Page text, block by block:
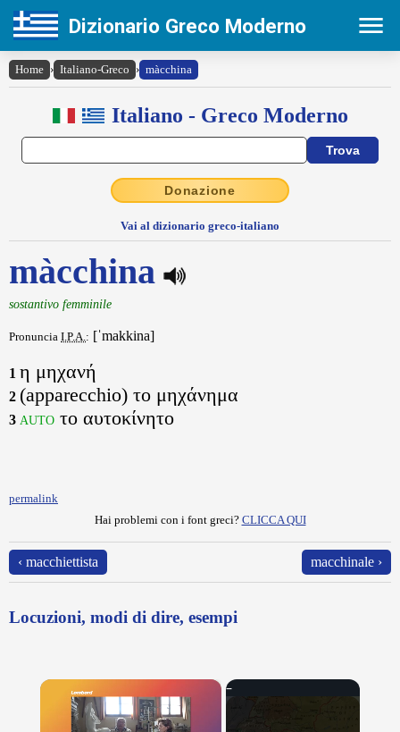
Dizionario Greco Moderno
Home › Italiano-Greco › màcchina
Italiano - Greco Moderno
Donazione
Vai al dizionario greco-italiano
màcchina
sostantivo femminile
Pronuncia I.P.A.: [ˈmakkina]
1 η μηχανή
2 (apparecchio) το μηχάνημα
3 auto το αυτοκίνητο
permalink
Hai problemi con i font greci? CLICCA QUI
‹ macchiettista macchinale ›
Locuzioni, modi di dire, esempi
×